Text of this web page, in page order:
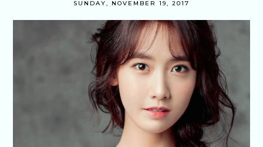
SUNDAY, NOVEMBER 19, 2017